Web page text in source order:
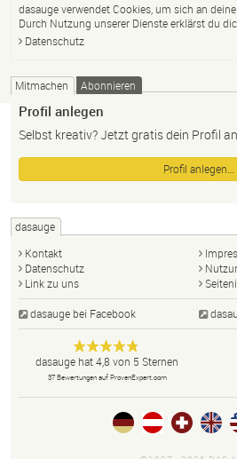
dasauge verwendet Cookies, um sich an
Durch Nutzung unserer Dienste erklärst du
Datenschutz
Mitmachen Abonnieren
Profil anlegen
Selbst kreativ? Jetzt gratis dein Profil
Profil anlegen…
dasauge
Kontakt
Datenschutz
Link zu uns
dasauge bei Facebook
dasauge
Designer,
Fotografen,
Agenturen,
Portfolios
und Jobs.
Anonym
dasauge hat4,8 von 5 Sternen
37Bewertungen auf ProvenExpert.com